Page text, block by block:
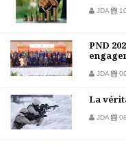
JDA
PND
JDA
La
JDA